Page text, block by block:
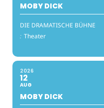
MOBY DICK
DIE DRAMATISCHE BÜHNE
: Theater
2026
12
AUG
MOBY DICK